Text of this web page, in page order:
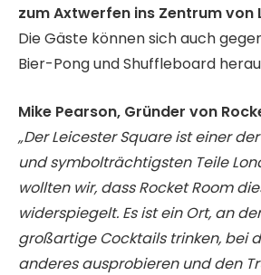
zum Axtwerfen ins Zentrum von
Die Gäste können sich auch
Bier-Pong und Shuffleboard
Mike Pearson, Gründer von
„Der Leicester Square ist einer
und symbolträchtigsten Teile
wollten wir, dass Rocket Room
widerspiegelt. Es ist ein Ort, an
großartige Cocktails trinken, bei
anderes ausprobieren und den